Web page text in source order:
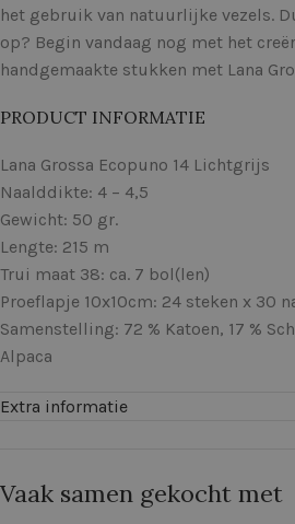
het gebruik van natuurlijke vezels.
op? Begin vandaag nog met het
handgemaakte stukken met Lana
PRODUCT INFORMATIE
Lana Grossa Ecopuno 14 Lichtgrijs
Naalddikte: 4 – 4,5
Gewicht: 50 gr.
Lengte: 215 m
Trui maat 38: ca. 7 bol(len)
Proeflapje 10x10cm: 24 steken x 30
Samenstelling: 72 % Katoen, 17 %
Alpaca
Extra informatie
Vaak samen gekocht met